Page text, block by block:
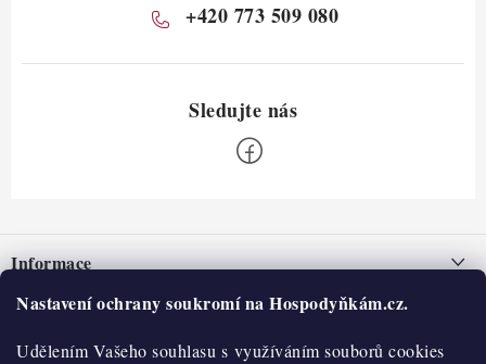
Nastavení ochrany soukromí na Hospodyňkám.cz.
Udělením Vašeho souhlasu s využíváním souborů cookies
+420 773 509 080
pInformace
Nepřevzetí zásilky na dobírku
Obchodní podmínky
O nás
Historie